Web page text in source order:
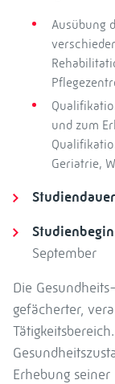
Ausübung
und zum
Geriatrie,
September
Die
gefächerter,
Erhebung